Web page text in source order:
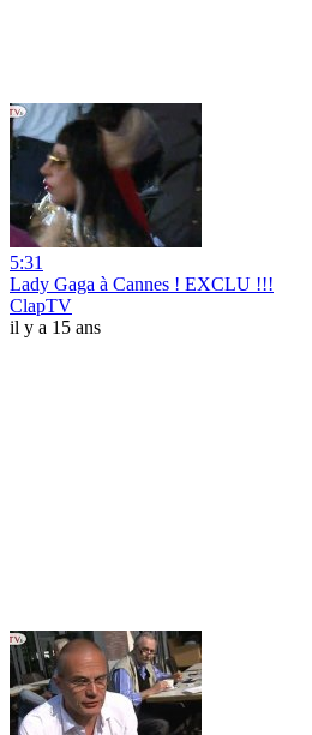
5:31
Lady Gaga à Cannes ! EXCLU !!!
ClapTV
il y a 15 ans